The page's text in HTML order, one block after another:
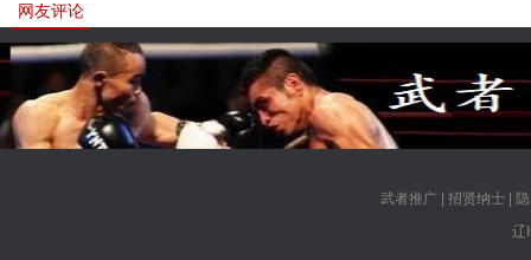
网友评论
武者推广| 招贤纳士|
辽